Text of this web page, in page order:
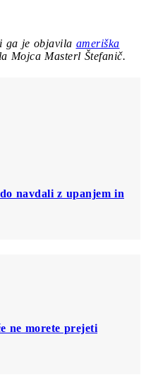
ga je objavila ameriška
Mojca Masterl Štefanič.
navdali z upanjem in
ne morete prejeti